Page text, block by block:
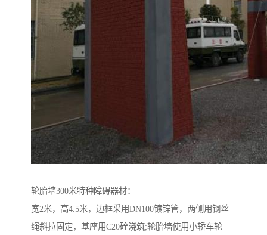
轮胎墙300米特种障碍器材：
宽2米，高4.5米，边框采用DN100镀锌管，两侧用钢丝
绳斜拉固定，基座用C20砼浇筑;轮胎墙使用小轿车轮